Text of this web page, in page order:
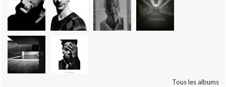
Tous les albums